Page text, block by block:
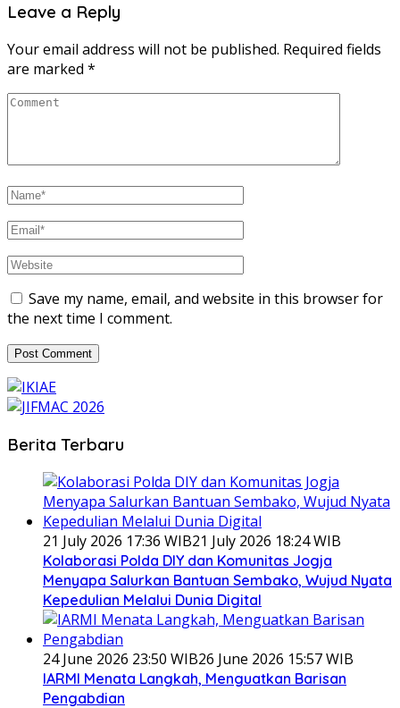
Leave a Reply
Your email address will not be published. Required fields
are marked *
Save my name, email, and website in this browser for
the next time I comment.
Berita Terbaru
21 July 2026 17:36 WIB21 July 2026 18:24 WIB
Kolaborasi Polda DIY dan Komunitas Jogja
Menyapa Salurkan Bantuan Sembako, Wujud Nyata
Kepedulian Melalui Dunia Digital
24 June 2026 23:50 WIB26 June 2026 15:57 WIB
IARMI Menata Langkah, Menguatkan Barisan
Pengabdian